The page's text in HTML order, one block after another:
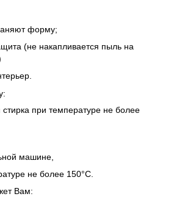
форму;
(не накапливается пыль на
при температуре не более
машине,
не более 150°C.
Вам: